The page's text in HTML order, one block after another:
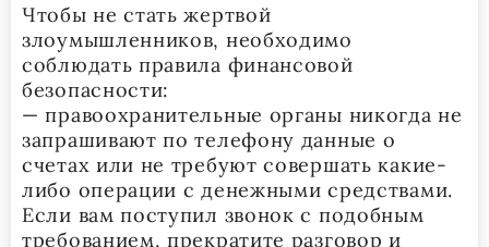
Чтобы не стать жертвой
злоумышленников, необходимо
соблюдать правила финансовой
безопасности:
— правоохранительные органы никогда не
запрашивают по телефону данные о
счетах или не требуют совершать какие-
либо операции с денежными средствами.
Если вам поступил звонок с подобным
требованием, прекратите разговор и